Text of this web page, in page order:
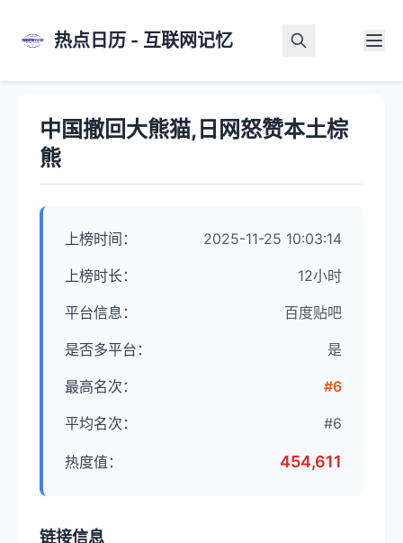
热点日历 - 互联网记忆
中国撤回大熊猫,日网怒赞本土棕
熊
上榜时间： 2025-11-25 10:03:14
上榜时长： 12小时
平台信息： 百度贴吧
是否多平台： 是
最高名次： #6
平均名次： #6
热度值： 454,611
链接信息